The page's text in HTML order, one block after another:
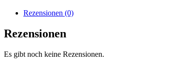
Rezensionen (0)
Rezensionen
Es gibt noch keine Rezensionen.